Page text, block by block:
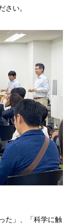
さい。
た」、「科学に触